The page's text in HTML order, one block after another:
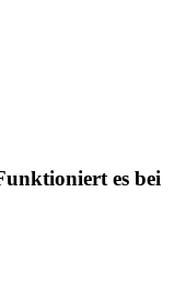
es bei